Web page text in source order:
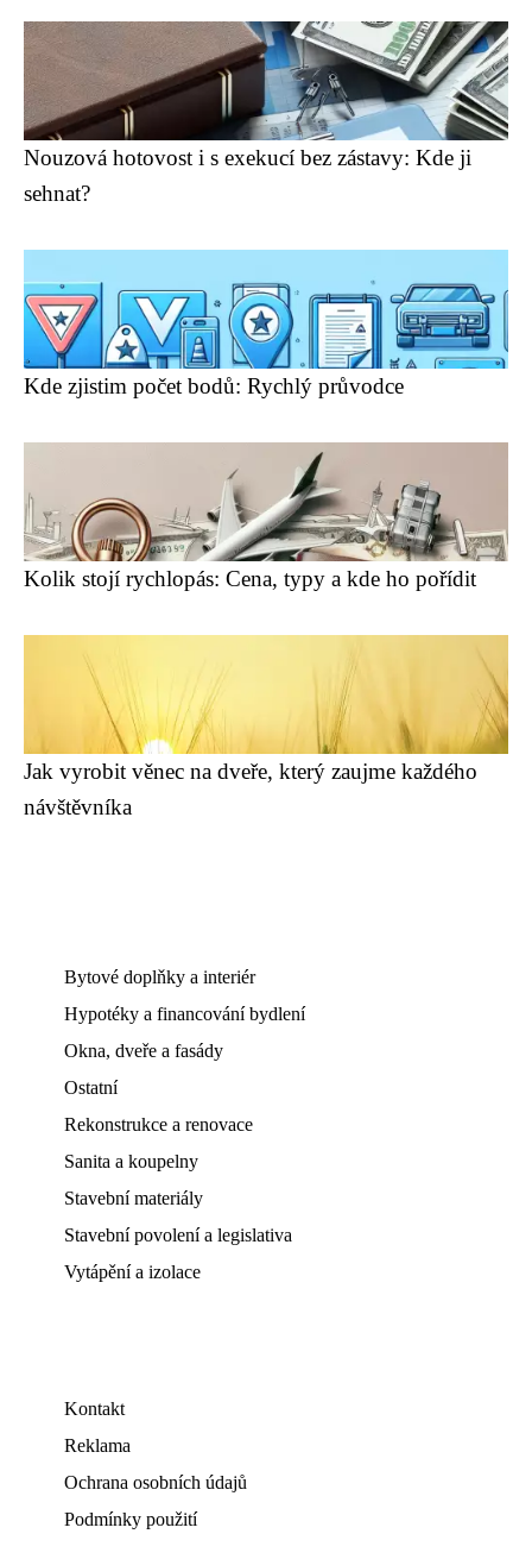
Nouzová hotovost i s exekucí bez zástavy: Kde ji
sehnat?
Kde zjistim počet bodů: Rychlý průvodce
Kolik stojí rychlopás: Cena, typy a kde ho pořídit
Jak vyrobit věnec na dveře, který zaujme každého
návštěvníka
Bytové doplňky a interiér
Hypotéky a financování bydlení
Okna, dveře a fasády
Ostatní
Rekonstrukce a renovace
Sanita a koupelny
Stavební materiály
Stavební povolení a legislativa
Vytápění a izolace
Kontakt
Reklama
Ochrana osobních údajů
Podmínky použití